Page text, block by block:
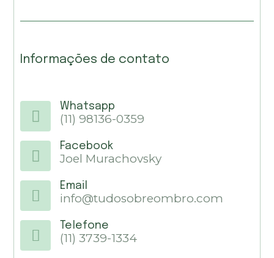
Informações de contato
Whatsapp
(11) 98136-0359
Facebook
Joel Murachovsky
Email
info@tudosobreombro.com
Telefone
(11) 3739-1334